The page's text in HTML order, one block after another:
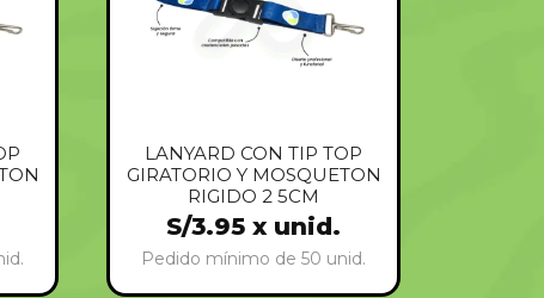
LANYARD CON TIP TOP
GIRATORIO Y MOSQUETON
RIGIDO 2 5CM
S/3.95 x unid.
Pedido mínimo de 50 unid.